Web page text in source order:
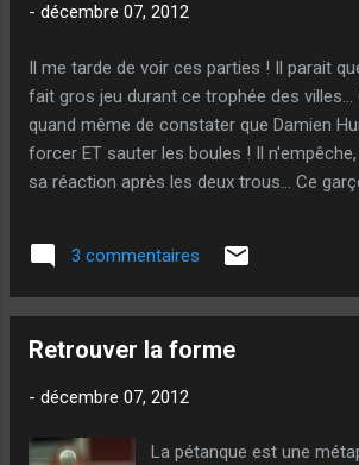
habituellement tout en
aussitôt (certes trop,
on ne peut rien lui
de relâchement, plus de
plus de courbe à son
terrain, bien tiré malgré le
cette partie...
- décembre 07, 2012
Il me tarde de voir ces parties ! Il parait
fait gros jeu durant ce trophée des villes...
quand même de constater que Damien
forcer ET sauter les boules ! Il
sa réaction après les deux trous... Ce
sait ce qu'il peut poser dans les jeux un
Sougil - Urologue
3 commentaires
Retrouver la forme
- décembre 07, 2012
La pétanque est une